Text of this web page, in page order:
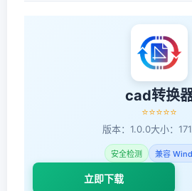
cad转换
⭐⭐⭐⭐⭐
版本：1.0.0大小：
安全检测 兼容
立即下载